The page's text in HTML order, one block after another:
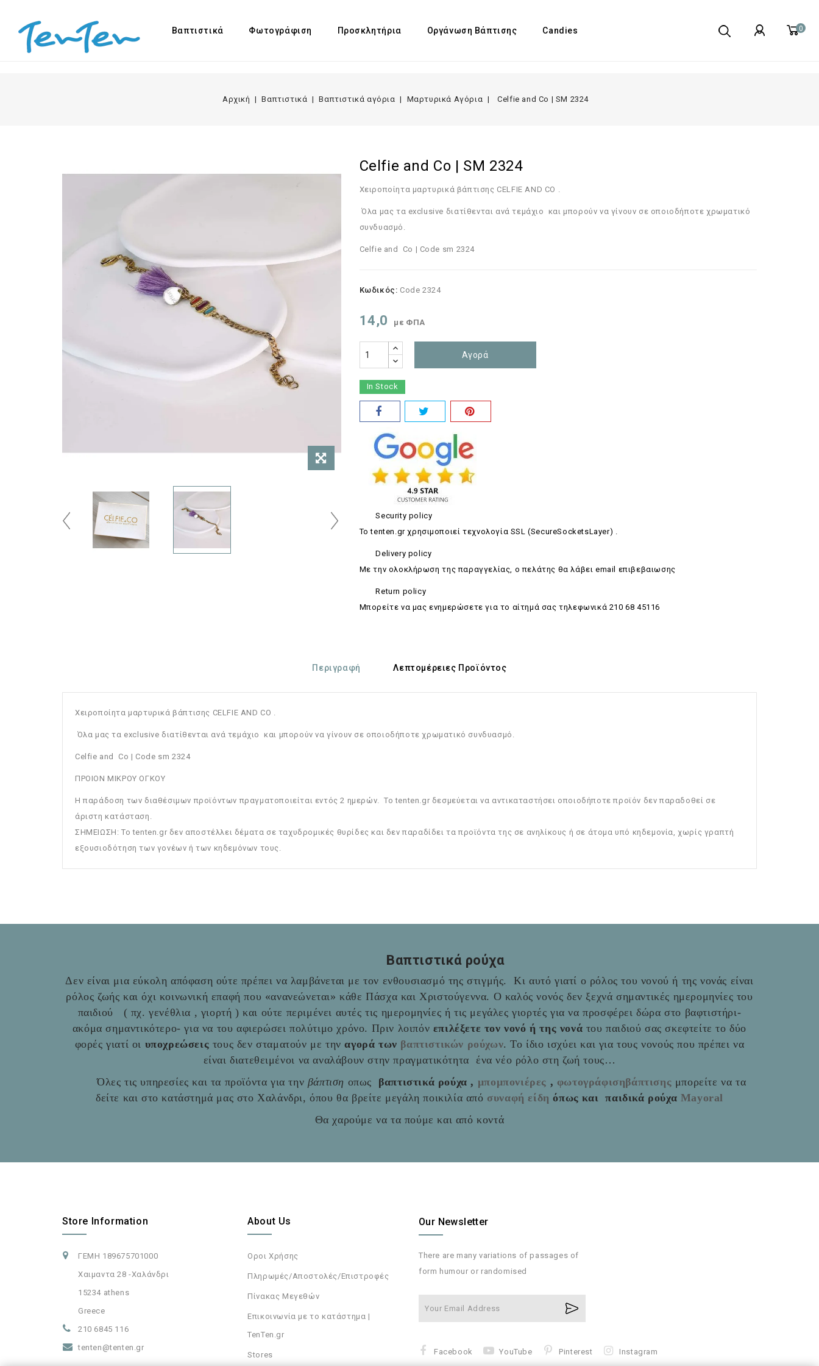
0
Βαπτιστικά Φωτογράφιση Προσκλητήρια Οργάνωση Βάπτισης Candies
Αρχική Βαπτιστικά Βαπτιστικά αγόρια Μαρτυρικά Αγόρια Celfie and Co | SM 2324
Celfie and Co | SM 2324
Χειροποίητα μαρτυρικά βάπτισης CELFIE AND CO .
Όλα μας τα exclusive διατίθενται ανά τεμάχιο και μπορούν να γίνουν σε οποιοδήποτε χρωματικό
συνδυασμό.
Celfie and Co | Code sm 2324
Κωδικός: Code 2324
14,0 με ΦΠΑ
Αγορά
In Stock
Security policy
Το tenten.gr χρησιμοποιεί τεχνολογία SSL (SecureSocketsLayer) .
Delivery policy
Με την ολοκλήρωση της παραγγελίας, ο πελάτης θα λάβει email επιβεβαιωσης
Return policy
Mπορείτε να μας ενημερώσετε για το αίτημά σας τηλεφωνικά 210 68 45116
Περιγραφή Λεπτομέρειες Προϊόντος
Χειροποίητα μαρτυρικά βάπτισης CELFIE AND CO .
Όλα μας τα exclusive διατίθενται ανά τεμάχιο και μπορούν να γίνουν σε οποιοδήποτε χρωματικό συνδυασμό.
Celfie and Co | Code sm 2324
ΠΡΟΙΟΝ ΜΙΚΡΟΥ ΟΓΚΟΥ
Η παράδοση των διαθέσιμων προϊόντων πραγματοποιείται εντός 2 ημερών. Το tenten.gr δεσμεύεται να αντικαταστήσει οποιοδήποτε προϊόν δεν παραδοθεί σε
άριστη κατάσταση.
ΣΗΜΕΙΩΣΗ: To tenten.gr δεν αποστέλλει δέματα σε ταχυδρομικές θυρίδες και δεν παραδίδει τα προϊόντα της σε ανηλίκους ή σε άτομα υπό κηδεμονία, χωρίς γραπτή
εξουσιοδότηση των γονέων ή των κηδεμόνων τους.
Βαπτιστικά ρούχα
Δεν είναι μια εύκολη απόφαση ούτε πρέπει να λαμβάνεται με τον ενθουσιασμό της στιγμής. Κι αυτό γιατί ο ρόλος του νονού ή της νονάς είναι
ρόλος ζωής και όχι κοινωνική επαφή που «ανανεώνεται» κάθε Πάσχα και Χριστούγεννα. Ο καλός νονός δεν ξεχνά σημαντικές ημερομηνίες του
παιδιού ( πχ. γενέθλια , γιορτή ) και ούτε περιμένει αυτές τις ημερομηνίες ή τις μεγάλες γιορτές για να προσφέρει δώρα στο βαφτιστήρι-
ακόμα σημαντικότερο- για να του αφιερώσει πολύτιμο χρόνο. Πριν λοιπόν επιλέξετε τον νονό ή της νονά του παιδιού σας σκεφτείτε το δύο
φορές γιατί οι υποχρεώσεις τους δεν σταματούν με τηναγορά των βαπτιστικών ρούχων. Το ίδιο ισχύει και για τους νονούς που πρέπει να
είναι διατεθειμένοι να αναλάβουν στην πραγματικότητα ένα νέο ρόλο στη ζωή τους…
Όλες τις υπηρεσίες και τα προϊόντα για την βάπτιση οπως βαπτιστικά ρούχα , μπομπονιέρες , φωτογράφισηβάπτισης μπορείτε να τα
δείτε και στο κατάστημά μας στο Χαλάνδρι, όπου θα βρείτε μεγάλη ποικιλία από συναφή είδη όπως και παιδικά ρούχα Mayoral
Θα χαρούμε να τα πούμε και από κοντά
Store Information
ΓΕΜΗ 189675701000
Χαιμαντα 28 -Χαλάνδρι
15234 athens
Greece
210 6845 116
tenten@tenten.gr
About Us
Οροι Χρήσης
Πληρωμές/Αποστολές/Επιστροφές
Πίνακας Μεγεθών
Επικοινωνία με το κατάστημα |
TenTen.gr
Stores
Our Newsletter
There are many variations of passages of
form humour or randomised
Facebook YouTube Pinterest Instagram